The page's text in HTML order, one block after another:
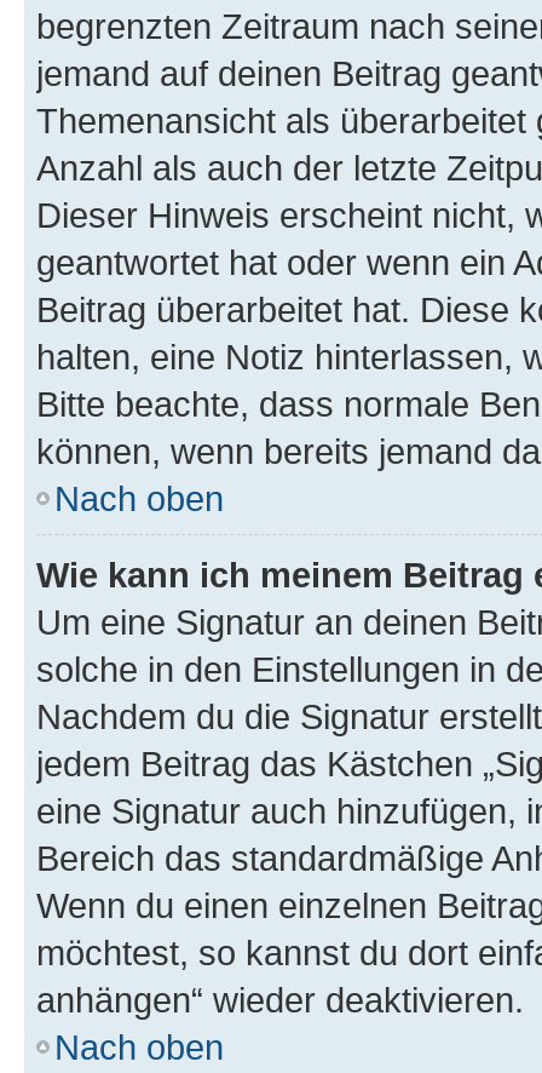
begrenzten Zeitraum nach
jemand auf deinen Beitrag
Themenansicht als
Anzahl als auch der letzte
Dieser Hinweis erscheint nicht,
geantwortet hat oder wenn ein
Beitrag überarbeitet hat. Diese
halten, eine Notiz hinterlassen,
Bitte beachte, dass normale
können, wenn bereits jemand
Nach oben
Wie kann ich meinem
Um eine Signatur an deinen
solche in den Einstellungen in
Nachdem du die Signatur
jedem Beitrag das Kästchen
eine Signatur auch hinzufügen,
Bereich das standardmäßige
Wenn du einen einzelnen
möchtest, so kannst du dort
anhängen“ wieder deaktivieren.
Nach oben